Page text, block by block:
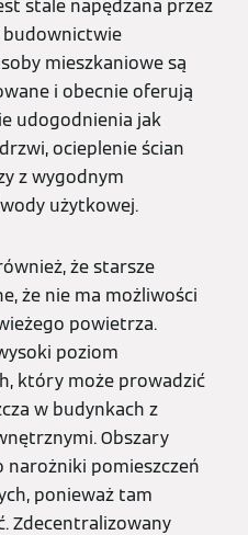
stale napędzana przez
budownictwie
mieszkaniowe są
i obecnie oferują
udogodnienia jak
ocieplenie ścian
z wygodnym
użytkowej.
że starsze
że nie ma możliwości
powietrza.
poziom
który może prowadzić
w budynkach z
Obszary
narożniki pomieszczeń
ponieważ tam
Zdecentralizowany